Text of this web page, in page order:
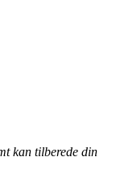
kan tilberede din